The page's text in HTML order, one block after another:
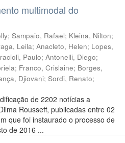
multimodal do
; Sampaio, Rafael; Kleina, Nilton;
Leila; Anacleto, Helen; Lopes,
Paulo; Antonelli, Diego;
; Franco, Crislaine; Borges,
Djiovani; Sordi, Renato;
de 2202 notícias a
Rousseff, publicadas entre 02
que foi instaurado o processo de
de 2016 ...